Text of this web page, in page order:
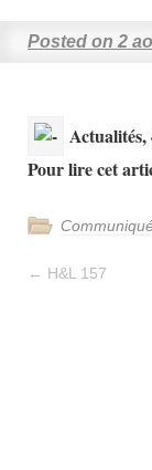
Posted on 2
Actualités,
Pour lire cet
← H&L 157